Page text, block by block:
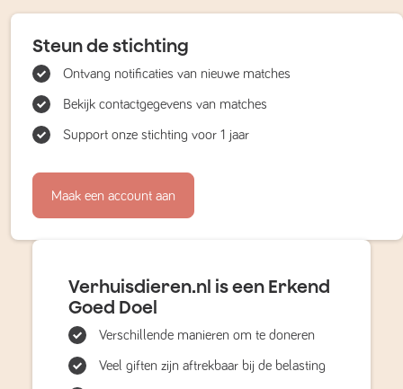
Steun de stichting
Ontvang notificaties van nieuwe matches
Bekijk contactgegevens van matches
Support onze stichting voor 1 jaar
Maak een account aan
Verhuisdieren.nl is een Erkend
Goed Doel
Verschillende manieren om te doneren
Veel giften zijn aftrekbaar bij de belasting